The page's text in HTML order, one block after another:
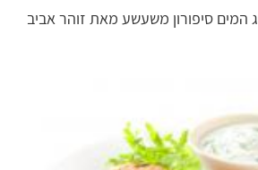
המים סיפורון משעשע מאת זוהר אביב